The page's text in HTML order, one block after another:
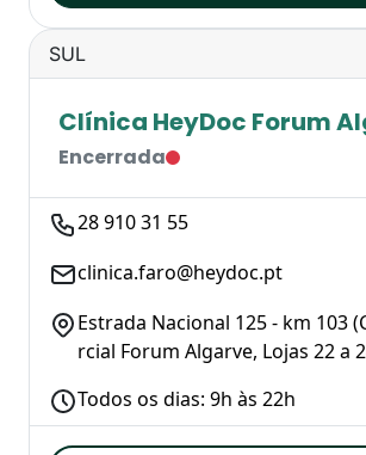
SUL
Clínica HeyDoc Forum
Encerrada
28 910 31 55
clinica.faro@heydoc.pt
​Estrada Nacional 125 - km 103
rcial Forum Algarve, Lojas 22 a
Todos os dias: 9h às 22h